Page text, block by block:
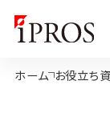
ホーム お役立ち